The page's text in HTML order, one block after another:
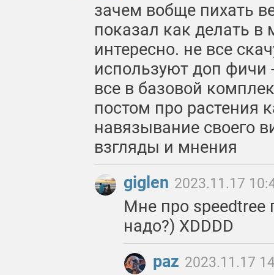
зачем вобще пихать
показал как делать в
интересно. не все
используют доп фичи
все в базовой
постом про растения
навязывание своего
взгляды и мнения
giglen 2023.11.17
Мне про speedtree
надо?) XDDDD
paz 2023.11.17